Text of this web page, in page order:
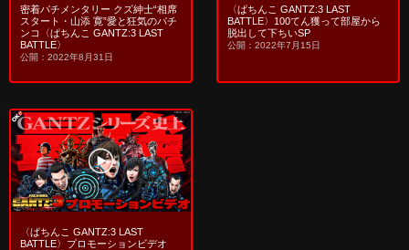
密着パチメンタリー クズ紳士“相席
スタート・山添 寛”愛と狂気のパチ
ンコ〈ぱちんこ GANTZ:3 LAST
BATTLE〉
公開：2022年8月31日
〈ぱちんこ GANTZ:3 LAST
BATTLE〉100てん獲って部屋から
脱出して下ちいSP
公開：2022年7月15日
〈ぱちんこ GANTZ:3 LAST
BATTLE〉プロモーションビデオ